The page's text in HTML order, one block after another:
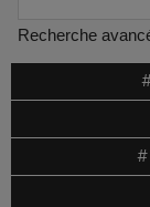
Recherche
#
VivaTech
Festivals :
popularité